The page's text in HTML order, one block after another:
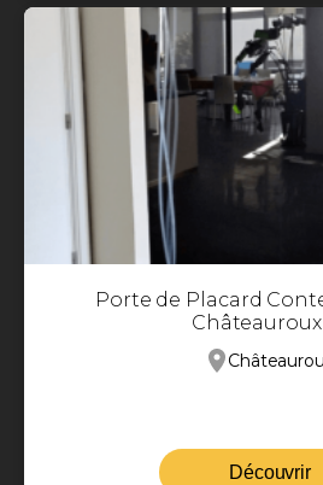
Porte de Placard
Châteauroux
Découvrir